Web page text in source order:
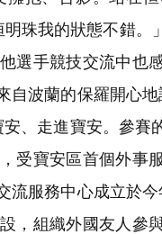
珠我的狀態不錯。
選手競技交流中也
波蘭的保羅開心
、走進寶安。參賽
受寶安區首個外
服務中心成立於
，組織外國友人參